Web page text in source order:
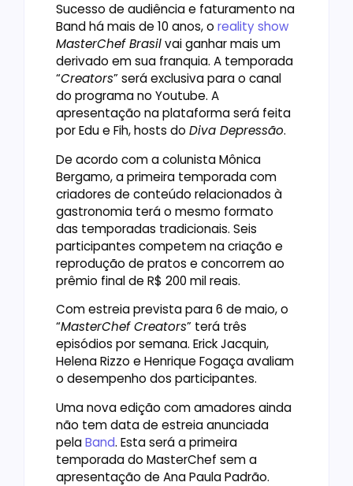
Sucesso de audiência e faturamento na
Band há mais de 10 anos, o reality show
MasterChef Brasilvai ganhar mais um
derivado em sua franquia. A temporada
“Creators” será exclusiva para o canal
do programa no Youtube. A
apresentação na plataforma será feita
por Edu e Fih, hosts do Diva Depressão.
De acordo com a colunista Mônica
Bergamo, a primeira temporada com
criadores de conteúdo relacionados à
gastronomia terá o mesmo formato
das temporadas tradicionais. Seis
participantes competem na criação e
reprodução de pratos e concorrem ao
prêmio final de R$ 200 mil reais.
Com estreia prevista para 6 de maio, o
“MasterChef Creators” terá três
episódios por semana. Erick Jacquin,
Helena Rizzo e Henrique Fogaça avaliam
o desempenho dos participantes.
Uma nova edição com amadores ainda
não tem data de estreia anunciada
pelaBand. Esta será a primeira
temporada do MasterChef sem a
apresentação de Ana Paula Padrão.